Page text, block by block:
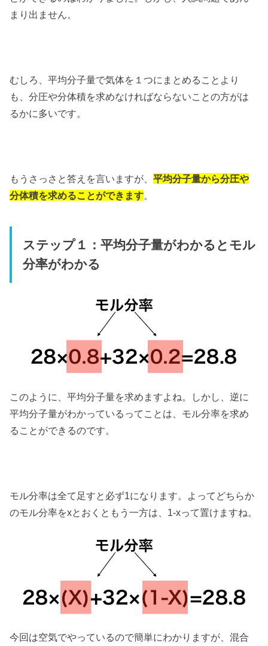
まり出ません。
むしろ、平均分子量で気体を１つにまとめることより
も、分圧や分体積を求めなければならないことの方がは
るかに多いです。
もうさっさと答えを言いますが、平均分子量から分圧や
分体積を求めることができます。
ステップ１：平均分子量がわかるとモル
分率がわかる
このように、平均分子量を求めますよね。しかし、逆に
平均分子量がわかっているってことは、モル分率を求め
ることができるのです。
モル分率は全て足すと必ず1になります。よってどちらか
のモル分率をxとおくともう一方は、1-xって置けますね。
今回は空気でやっているので簡単にわかりますが、混合